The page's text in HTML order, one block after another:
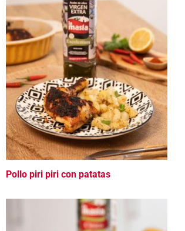
Pollo piri piri con patatas